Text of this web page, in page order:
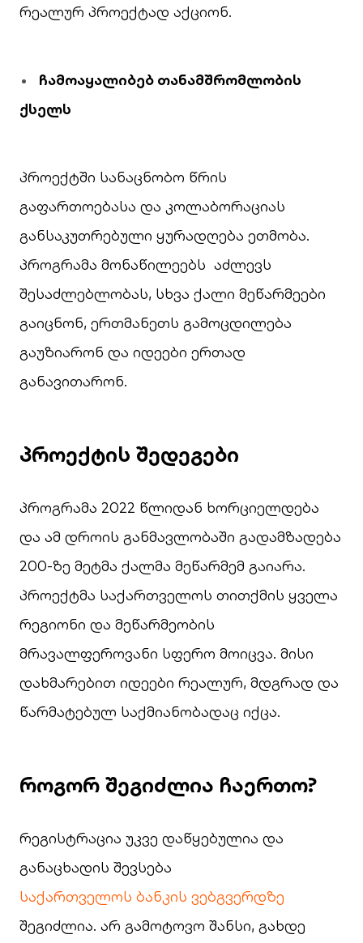
რეალურ პროექტად აქციონ.
ჩამოაყალიბებ თანამშრომლობის
ქსელს
პროექტში სანაცნობო წრის
გაფართოებასა და კოლაბორაციას
განსაკუთრებული ყურადღება ეთმობა.
პროგრამა მონაწილეებს აძლევს
შესაძლებლობას, სხვა ქალი მეწარმეები
გაიცნონ, ერთმანეთს გამოცდილება
გაუზიარონ და იდეები ერთად
განავითარონ.
პროექტის შედეგები
პროგრამა 2022 წლიდან ხორციელდება
და ამ დროის განმავლობაში გადამზადება
200-ზე მეტმა ქალმა მეწარმემ გაიარა.
პროექტმა საქართველოს თითქმის ყველა
რეგიონი და მეწარმეობის
მრავალფეროვანი სფერო მოიცვა. მისი
დახმარებით იდეები რეალურ, მდგრად და
წარმატებულ საქმიანობადაც იქცა.
როგორ შეგიძლია ჩაერთო?
რეგისტრაცია უკვე დაწყებულია და
განაცხადის შევსება
საქართველოს ბანკის ვებგვერდზე
შეგიძლია. არ გამოტოვო შანსი, გახდე